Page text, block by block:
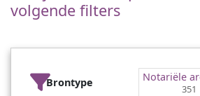
volgende filters
Brontype Notariële
351